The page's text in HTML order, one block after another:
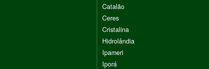
Catalão
Ceres
Cristalina
Hidrolândia
Ipameri
Iporá